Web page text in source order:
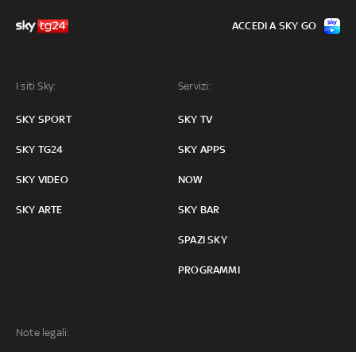
I siti Sky:
SKY SPORT
SKY TG24
SKY VIDEO
SKY ARTE
Servizi:
SKY TV
SKY APPS
NOW
SKY BAR
SPAZI SKY
PROGRAMMI
Note legali:
ACCEDI A SKY GO